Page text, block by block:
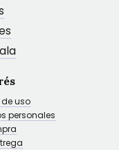
uso
personales